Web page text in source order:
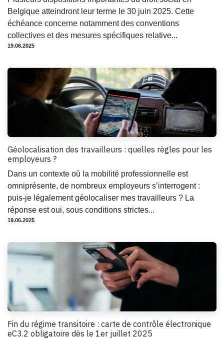
Belgique atteindront leur terme le 30 juin 2025. Cette
échéance concerne notamment des conventions
collectives et des mesures spécifiques relative...
19.06.2025
Géolocalisation des travailleurs : quelles règles pour les
employeurs ?
Dans un contexte où la mobilité professionnelle est
omniprésente, de nombreux employeurs s’interrogent :
puis-je légalement géolocaliser mes travailleurs ? La
réponse est oui, sous conditions strictes...
19.06.2025
Fin du régime transitoire : carte de contrôle électronique
eC3.2 obligatoire dès le 1er juillet 2025